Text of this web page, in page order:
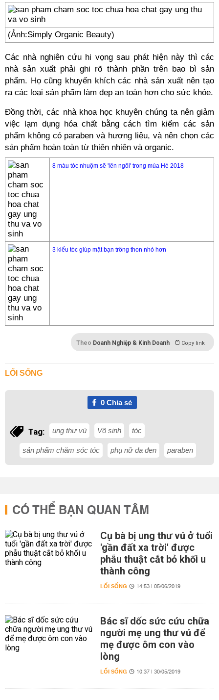
(Ảnh:Simply Organic Beauty)
Các nhà nghiên cứu hi vọng sau phát hiện này thì các
nhà sản xuất phải ghi rõ thành phần trên bao bì sản
phẩm. Họ cũng khuyến khích các nhà sản xuất nên tạo
ra các loại sản phẩm làm đẹp an toàn hơn cho sức khỏe.
Đồng thời, các nhà khoa học khuyên chúng ta nên giảm
việc lạm dụng hóa chất bằng cách tìm kiếm các sản
phẩm không có paraben và hương liệu, và nên chọn các
sản phẩm hoàn toàn từ thiên nhiên và organic.
8 màu tóc nhuộm sẽ 'lên ngôi' trong mùa Hè 2018
3 kiểu tóc giúp mặt bạn trông thon nhỏ hơn
Theo Doanh Nghiệp & Kinh Doanh Copy link
LỐI SỐNG
0Chia sẻ
Tag: ung thư vú Vô sinh tóc
sản phẩm chăm sóc tóc phụ nữ da đen paraben
CÓ THỂ BẠN QUAN TÂM
Cụ bà bị ung thư vú ở tuổi
'gần đất xa trời' được
phẫu thuật cắt bỏ khối u
thành công
LỐI SỐNG 14:53 | 05/06/2019
Bác sĩ dốc sức cứu chữa
người mẹ ung thư vú để
mẹ được ôm con vào
lòng
LỐI SỐNG 10:37 | 30/05/2019